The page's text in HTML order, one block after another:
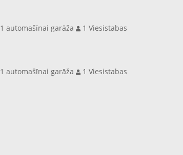
1 automašīnai garāža 1 Viesistabas
1 automašīnai garāža
1 Viesistabas